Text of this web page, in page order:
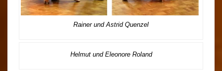
Rainer und Astrid Quenzel
Helmut und Eleonore Roland